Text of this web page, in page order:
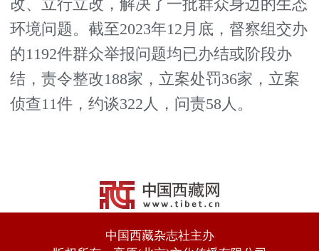
改、立行立改，解决了一批群众身边的生态
环境问题。截至2023年12月底，督察组交办
的1192件群众举报问题均已办结或阶段办
结，责令整改188家，立案处罚36家，立案
侦查11件，约谈322人，问责58人。
中国西藏杂志社主办